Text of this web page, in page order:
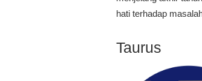
hati terhadap
Taurus